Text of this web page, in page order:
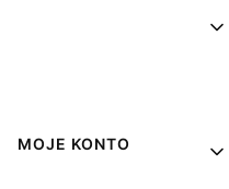
MOJE KONTO